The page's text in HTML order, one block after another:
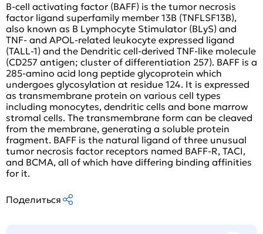
B-cell activating factor (BAFF) is the tumor necrosis
factor ligand superfamily member 13B (TNFLSF13B),
also known as B Lymphocyte Stimulator (BLyS) and
TNF- and APOL-related leukocyte expressed ligand
(TALL-1) and the Dendritic cell-derived TNF-like molecule
(CD257 antigen; cluster of differentiation 257). BAFF is a
285-amino acid long peptide glycoprotein which
undergoes glycosylation at residue 124. It is expressed
as transmembrane protein on various cell types
including monocytes, dendritic cells and bone marrow
stromal cells. The transmembrane form can be cleaved
from the membrane, generating a soluble protein
fragment. BAFF is the natural ligand of three unusual
tumor necrosis factor receptors named BAFF-R, TACI,
and BCMA, all of which have differing binding affinities
for it.
Поделиться